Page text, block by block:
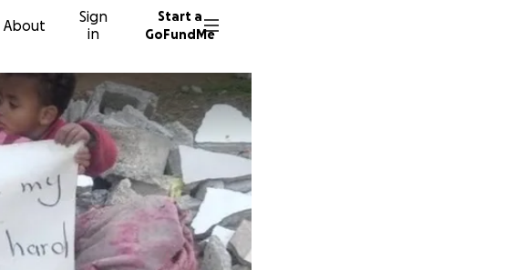
About
Sign
in
Start a
GoFundMe